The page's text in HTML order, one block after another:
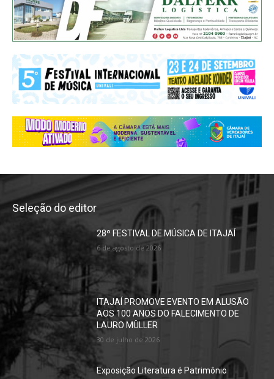
Seleção do editor
28º FESTIVAL DE MÚSICA DE ITAJAÍ
6 de agosto de 2026
ITAJAÍ PROMOVE EVENTO EM ALUSÃO
AOS 100 ANOS DO FALECIMENTO DE
LAURO MÜLLER
30 de julho de 2026
Exposição Literatura é Patrimônio